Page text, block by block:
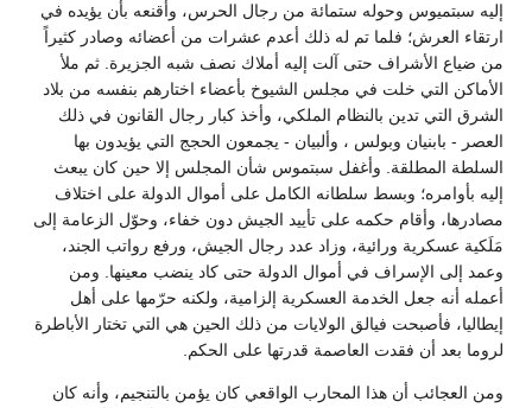
إليه سبتميوس وحوله ستمائة من رجال الحرس، وأقنعه بأن يؤيده في
ارتقاء العرش؛ فلما تم له ذلك أعدم عشرات من أعضائه وصادر كثيراً
من ضياع الأشراف حتى آلت إليه أملاك نصف شبه الجزيرة. ثم ملأ
الأماكن التي خلت في مجلس الشيوخ بأعضاء اختارهم بنفسه من بلاد
الشرق التي تدين بالنظام الملكي، وأخذ كبار رجال القانون في ذلك
العصر - بابنيان وبولس ، وألبيان - يجمعون الحجج التي يؤيدون بها
السلطة المطلقة. وأغفل سبتموس شأن المجلس إلا حين كان يبعث
إليه بأوامره؛ وبسط سلطانه الكامل على أموال الدولة على اختلاف
مصادرها، وأقام حكمه على تأييد الجيش دون خفاء، وحوّل الزعامة إلى
مَلَكية عسكرية ورائية، وزاد عدد رجال الجيش، ورفع رواتب الجند،
وعمد إلى الإسراف في أموال الدولة حتى كاد ينضب معينها. ومن
أعمله أنه جعل الخدمة العسكرية إلزامية، ولكنه حرّمها على أهل
إيطاليا، فأصبحت فيالق الولايات من ذلك الحين هي التي تختار الأباطرة
لروما بعد أن فقدت العاصمة قدرتها على الحكم.
ومن العجائب أن هذا المحارب الواقعي كان يؤمن بالتنجيم، وأنه كان